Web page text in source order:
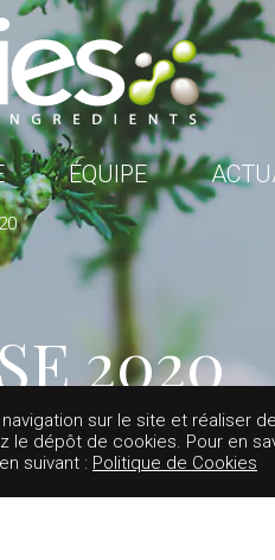
ÉQUIPE
2020
sur le site et réaliser
le dépôt de cookies. Pour en
suivant : Politique de Cookies